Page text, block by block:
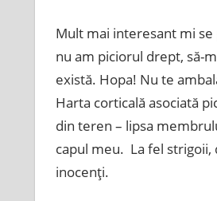
Mult mai interesant mi se
nu am piciorul drept, să-
există. Hopa! Nu te
Harta corticală asociată
din teren – lipsa
capul meu. La fel
inocenţi.